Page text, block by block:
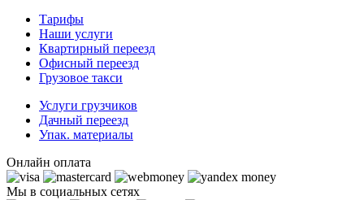
Тарифы
Наши услуги
Квартирный переезд
Офисный переезд
Грузовое такси
Услуги грузчиков
Дачный переезд
Упак. материалы
Онлайн оплата
Мы в социальных сетях